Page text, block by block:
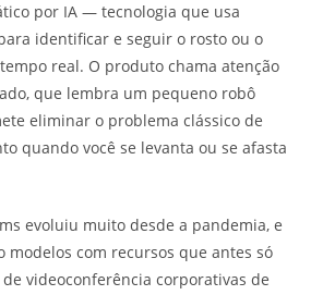
por IA — tecnologia que usa
identificar e seguir o rosto ou o
real. O produto chama atenção
que lembra um pequeno robô
eliminar o problema clássico de
quando você se levanta ou se afasta
evoluiu muito desde a pandemia, e
modelos com recursos que antes só
videoconferência corporativas de